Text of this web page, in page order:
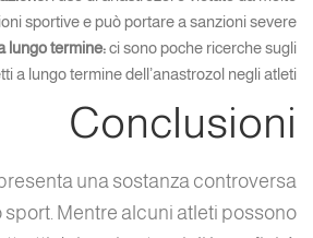
sportive e può portare a sanzioni severe.
lungo termine:ci sono poche ricerche sugli
a lungo termine dell’anastrozol negli atleti.
Conclusioni
una sostanza controversa
Mentre alcuni atleti possono